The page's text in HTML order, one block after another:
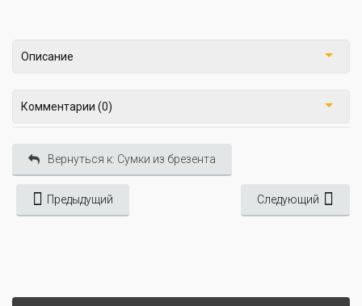
Описание
Комментарии (0)
Вернуться к: Сумки из брезента
Предыдущий Следующий